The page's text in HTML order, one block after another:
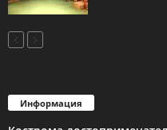
Информация